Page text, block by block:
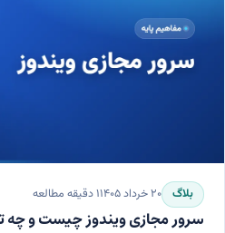
بلاگ ۲۰ خرداد ۱۴۰۵ ۱دقیقه مطالعه
سرور مجازی ویندوز چیست و چه